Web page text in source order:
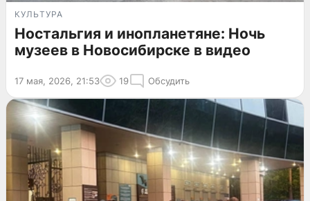
КУЛЬТУРА
Ностальгия и инопланетяне: Ночь
музеев в Новосибирске в видео
17 мая, 2026, 21:53 19 Обсудить